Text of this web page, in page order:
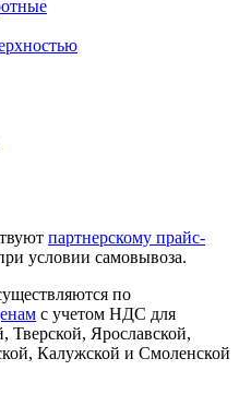
партнерскому прайс-
условии самовывоза.
по
с учетом НДС для
Тверской, Ярославской,
Калужской и Смоленской